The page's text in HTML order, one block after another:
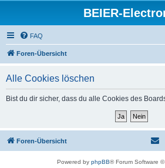
BEIER-
FAQ
Foren-Übersicht
Alle Cookies löschen
Bist du dir sicher, dass du alle Cookies des
Foren-Übersicht
Powered by phpBB® Forum Software